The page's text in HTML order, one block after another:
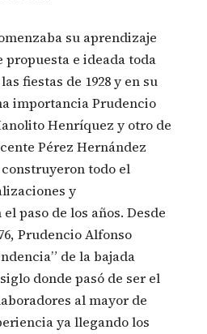
su aprendizaje
e ideada toda
fiestas de 1928 y en su
importancia Prudencio
Henríquez y otro de
Pérez Hernández
todo el
y
paso de los años. Desde
Prudencio Alfonso
de la bajada
donde pasó de ser el
al mayor de
ya llegando los